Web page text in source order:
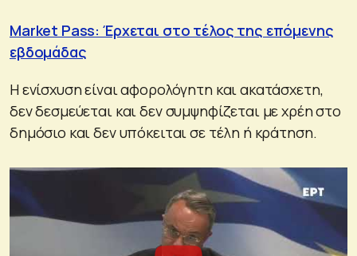
Market Pass: Έρχεται στο τέλος της επόμενης
εβδομάδας
Η ενίσχυση είναι αφορολόγητη και ακατάσχετη,
δεν δεσμεύεται και δεν συμψηφίζεται με χρέη στο
δημόσιο και δεν υπόκειται σε τέλη ή κράτηση.